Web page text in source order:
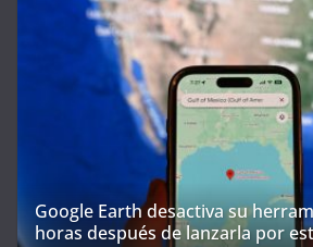
Google Earth desactiva su
horas después de lanzarla por